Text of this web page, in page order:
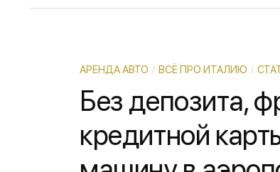
АРЕНДА АВТО / ВСЁ ПРО ИТАЛИЮ /
Без депозита,
кредитной